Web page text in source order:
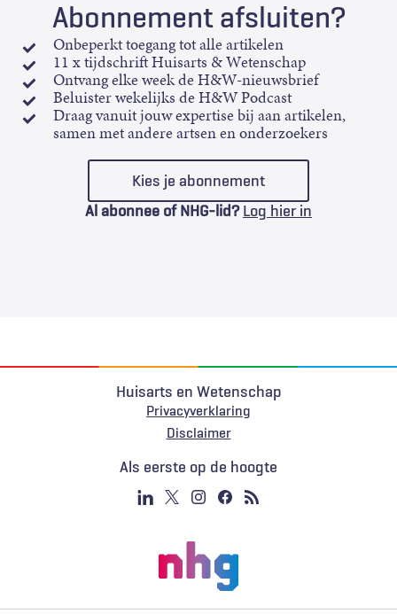
Abonnement afsluiten?
Onbeperkt toegang tot alle artikelen
11 x tijdschrift Huisarts & Wetenschap
Ontvang elke week de H&W-nieuwsbrief
Beluister wekelijks de H&W Podcast
Draag vanuit jouw expertise bij aan artikelen,
samen met andere artsen en onderzoekers
Kies je abonnement
Al abonnee of NHG-lid? Log hier in
Huisarts en Wetenschap
Privacyverklaring
Voet
Disclaimer
Als eerste op de hoogte